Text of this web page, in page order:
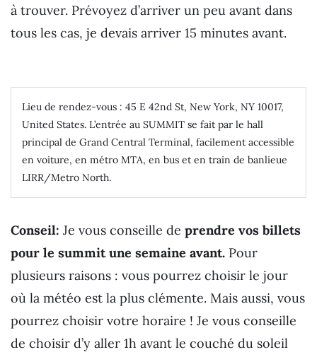
à trouver. Prévoyez d’arriver un peu avant dans
tous les cas, je devais arriver 15 minutes avant.
Lieu de rendez-vous : 45 E 42nd St, New York, NY 10017,
United States. L’entrée au SUMMIT se fait par le hall
principal de Grand Central Terminal, facilement accessible
en voiture, en métro MTA, en bus et en train de banlieue
LIRR/Metro North.
Conseil: Je vous conseille de prendre vos billets
pour le summit une semaine avant. Pour
plusieurs raisons : vous pourrez choisir le jour
où la météo est la plus clémente. Mais aussi, vous
pourrez choisir votre horaire ! Je vous conseille
de choisir d’y aller 1h avant le couché du soleil